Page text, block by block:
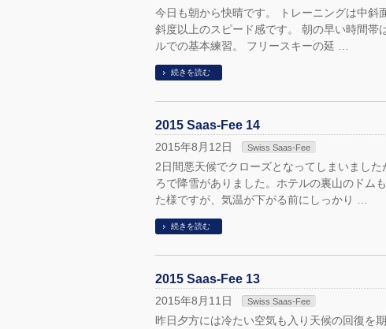
今日も朝から快晴です。 トレーニングは中
斜度以上のスピード感です。 朝の早い時間帯
ルでの基本練習。 フリースキーの延 …
続きを読む
2015 Saas-Fee 14
2015年8月12日 Swiss Saas-Fee
2日間悪天候でクローズとなってしまいまし
ろで降雪がありました。ホテルの裏山のドム
た様ですが、気温が下がる前にしっかり …
続きを読む
2015 Saas-Fee 13
2015年8月11日 Swiss Saas-Fee
昨日夕方には冷たい空気も入り天候の回復を